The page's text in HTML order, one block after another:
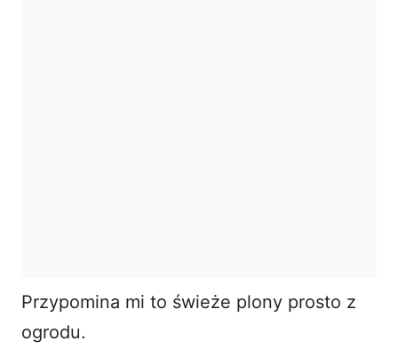
Przypomina mi to świeże plony prosto z
ogrodu.